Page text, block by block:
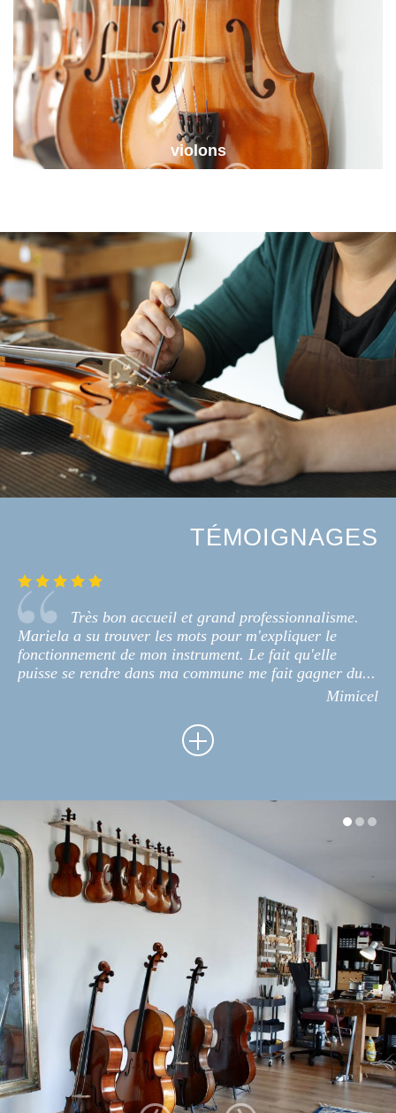
violons
TÉMOIGNAGES
Très bon accueil et grand professionnalisme.
Mariela a su trouver les mots pour m'expliquer le
fonctionnement de mon instrument. Le fait qu'elle
puisse se rendre dans ma commune me fait gagner du...
Mimicel